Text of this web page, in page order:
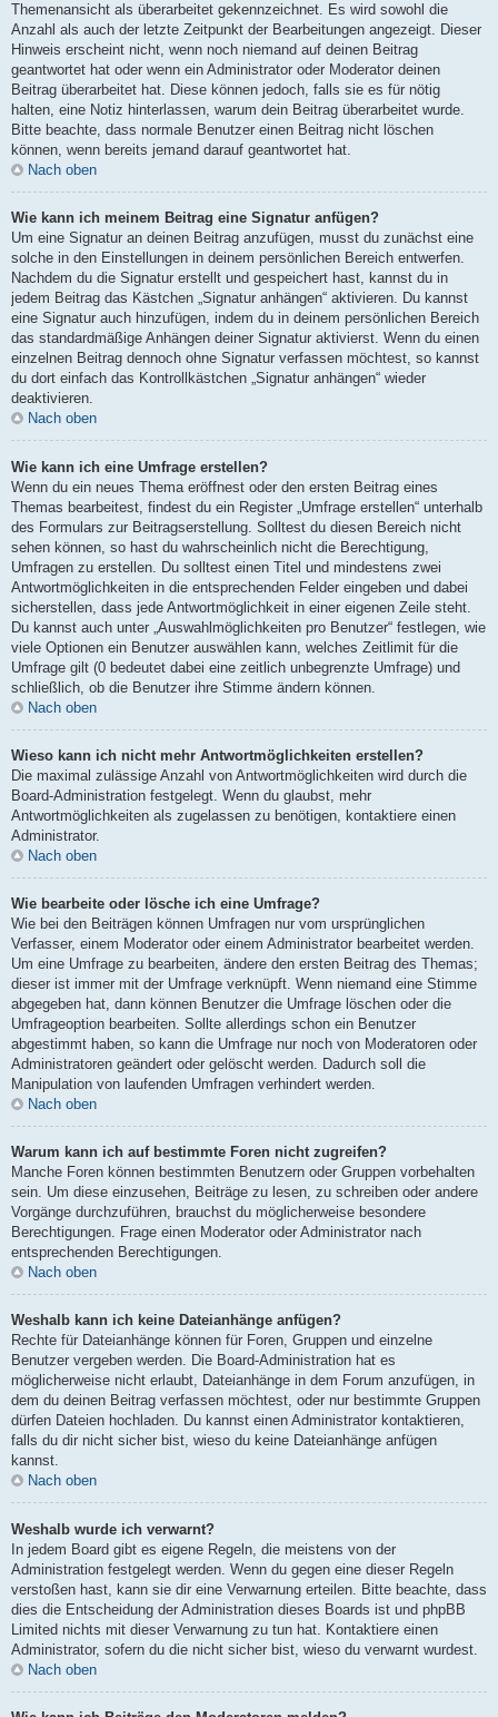
Themenansicht als überarbeitet gekennzeichnet. Es wird sowohl die
Anzahl als auch der letzte Zeitpunkt der Bearbeitungen angezeigt. Dieser
Hinweis erscheint nicht, wenn noch niemand auf deinen Beitrag
geantwortet hat oder wenn ein Administrator oder Moderator deinen
Beitrag überarbeitet hat. Diese können jedoch, falls sie es für nötig
halten, eine Notiz hinterlassen, warum dein Beitrag überarbeitet wurde.
Bitte beachte, dass normale Benutzer einen Beitrag nicht löschen
können, wenn bereits jemand darauf geantwortet hat.
Nach oben
Wie kann ich meinem Beitrag eine Signatur anfügen?
Um eine Signatur an deinen Beitrag anzufügen, musst du zunächst eine
solche in den Einstellungen in deinem persönlichen Bereich entwerfen.
Nachdem du die Signatur erstellt und gespeichert hast, kannst du in
jedem Beitrag das Kästchen „Signatur anhängen“ aktivieren. Du kannst
eine Signatur auch hinzufügen, indem du in deinem persönlichen Bereich
das standardmäßige Anhängen deiner Signatur aktivierst. Wenn du einen
einzelnen Beitrag dennoch ohne Signatur verfassen möchtest, so kannst
du dort einfach das Kontrollkästchen „Signatur anhängen“ wieder
deaktivieren.
Nach oben
Wie kann ich eine Umfrage erstellen?
Wenn du ein neues Thema eröffnest oder den ersten Beitrag eines
Themas bearbeitest, findest du ein Register „Umfrage erstellen“ unterhalb
des Formulars zur Beitragserstellung. Solltest du diesen Bereich nicht
sehen können, so hast du wahrscheinlich nicht die Berechtigung,
Umfragen zu erstellen. Du solltest einen Titel und mindestens zwei
Antwortmöglichkeiten in die entsprechenden Felder eingeben und dabei
sicherstellen, dass jede Antwortmöglichkeit in einer eigenen Zeile steht.
Du kannst auch unter „Auswahlmöglichkeiten pro Benutzer“ festlegen, wie
viele Optionen ein Benutzer auswählen kann, welches Zeitlimit für die
Umfrage gilt (0 bedeutet dabei eine zeitlich unbegrenzte Umfrage) und
schließlich, ob die Benutzer ihre Stimme ändern können.
Nach oben
Wieso kann ich nicht mehr Antwortmöglichkeiten erstellen?
Die maximal zulässige Anzahl von Antwortmöglichkeiten wird durch die
Board-Administration festgelegt. Wenn du glaubst, mehr
Antwortmöglichkeiten als zugelassen zu benötigen, kontaktiere einen
Administrator.
Nach oben
Wie bearbeite oder lösche ich eine Umfrage?
Wie bei den Beiträgen können Umfragen nur vom ursprünglichen
Verfasser, einem Moderator oder einem Administrator bearbeitet werden.
Um eine Umfrage zu bearbeiten, ändere den ersten Beitrag des Themas;
dieser ist immer mit der Umfrage verknüpft. Wenn niemand eine Stimme
abgegeben hat, dann können Benutzer die Umfrage löschen oder die
Umfrageoption bearbeiten. Sollte allerdings schon ein Benutzer
abgestimmt haben, so kann die Umfrage nur noch von Moderatoren oder
Administratoren geändert oder gelöscht werden. Dadurch soll die
Manipulation von laufenden Umfragen verhindert werden.
Nach oben
Warum kann ich auf bestimmte Foren nicht zugreifen?
Manche Foren können bestimmten Benutzern oder Gruppen vorbehalten
sein. Um diese einzusehen, Beiträge zu lesen, zu schreiben oder andere
Vorgänge durchzuführen, brauchst du möglicherweise besondere
Berechtigungen. Frage einen Moderator oder Administrator nach
entsprechenden Berechtigungen.
Nach oben
Weshalb kann ich keine Dateianhänge anfügen?
Rechte für Dateianhänge können für Foren, Gruppen und einzelne
Benutzer vergeben werden. Die Board-Administration hat es
möglicherweise nicht erlaubt, Dateianhänge in dem Forum anzufügen, in
dem du deinen Beitrag verfassen möchtest, oder nur bestimmte Gruppen
dürfen Dateien hochladen. Du kannst einen Administrator kontaktieren,
falls du dir nicht sicher bist, wieso du keine Dateianhänge anfügen
kannst.
Nach oben
Weshalb wurde ich verwarnt?
In jedem Board gibt es eigene Regeln, die meistens von der
Administration festgelegt werden. Wenn du gegen eine dieser Regeln
verstoßen hast, kann sie dir eine Verwarnung erteilen. Bitte beachte, dass
dies die Entscheidung der Administration dieses Boards ist und phpBB
Limited nichts mit dieser Verwarnung zu tun hat. Kontaktiere einen
Administrator, sofern du die nicht sicher bist, wieso du verwarnt wurdest.
Nach oben